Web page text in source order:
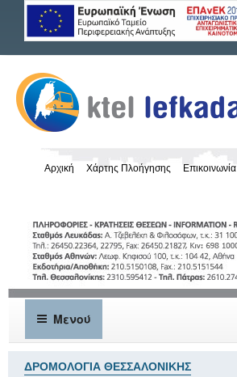
Αρχική Χάρτης Πλοήγησης Επικοινωνία
Μενού
ΔΡΟΜΟΛΟΓΙΑ ΘΕΣΣΑΛΟΝΙΚΗΣ